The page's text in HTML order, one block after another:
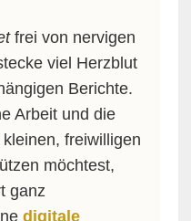
frei von nervigen
viel Herzblut
Berichte.
Arbeit und die
freiwilligen
möchtest,
ganz
digitale